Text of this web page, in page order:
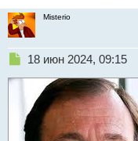
Misterio
Н
о
ч
18 июн 2024, 09:15